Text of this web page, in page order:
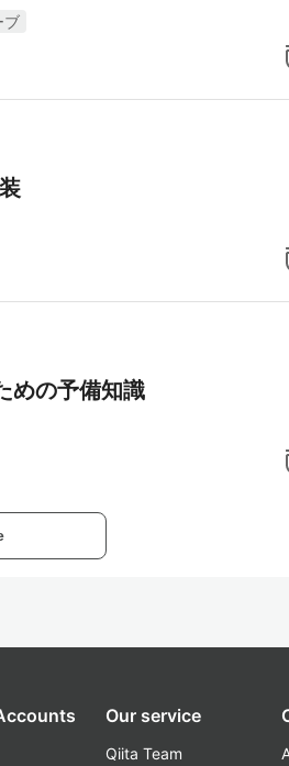
ブ
めの予備知識
Our service
Qiita Team